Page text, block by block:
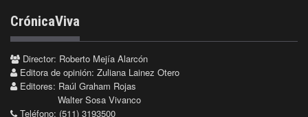
CrónicaViva
Director: Roberto Mejía Alarcón
Editora de opinión: Zuliana Lainez Otero
Editores: Raúl Graham Rojas
Walter Sosa Vivanco
Teléfono: (511) 3193500